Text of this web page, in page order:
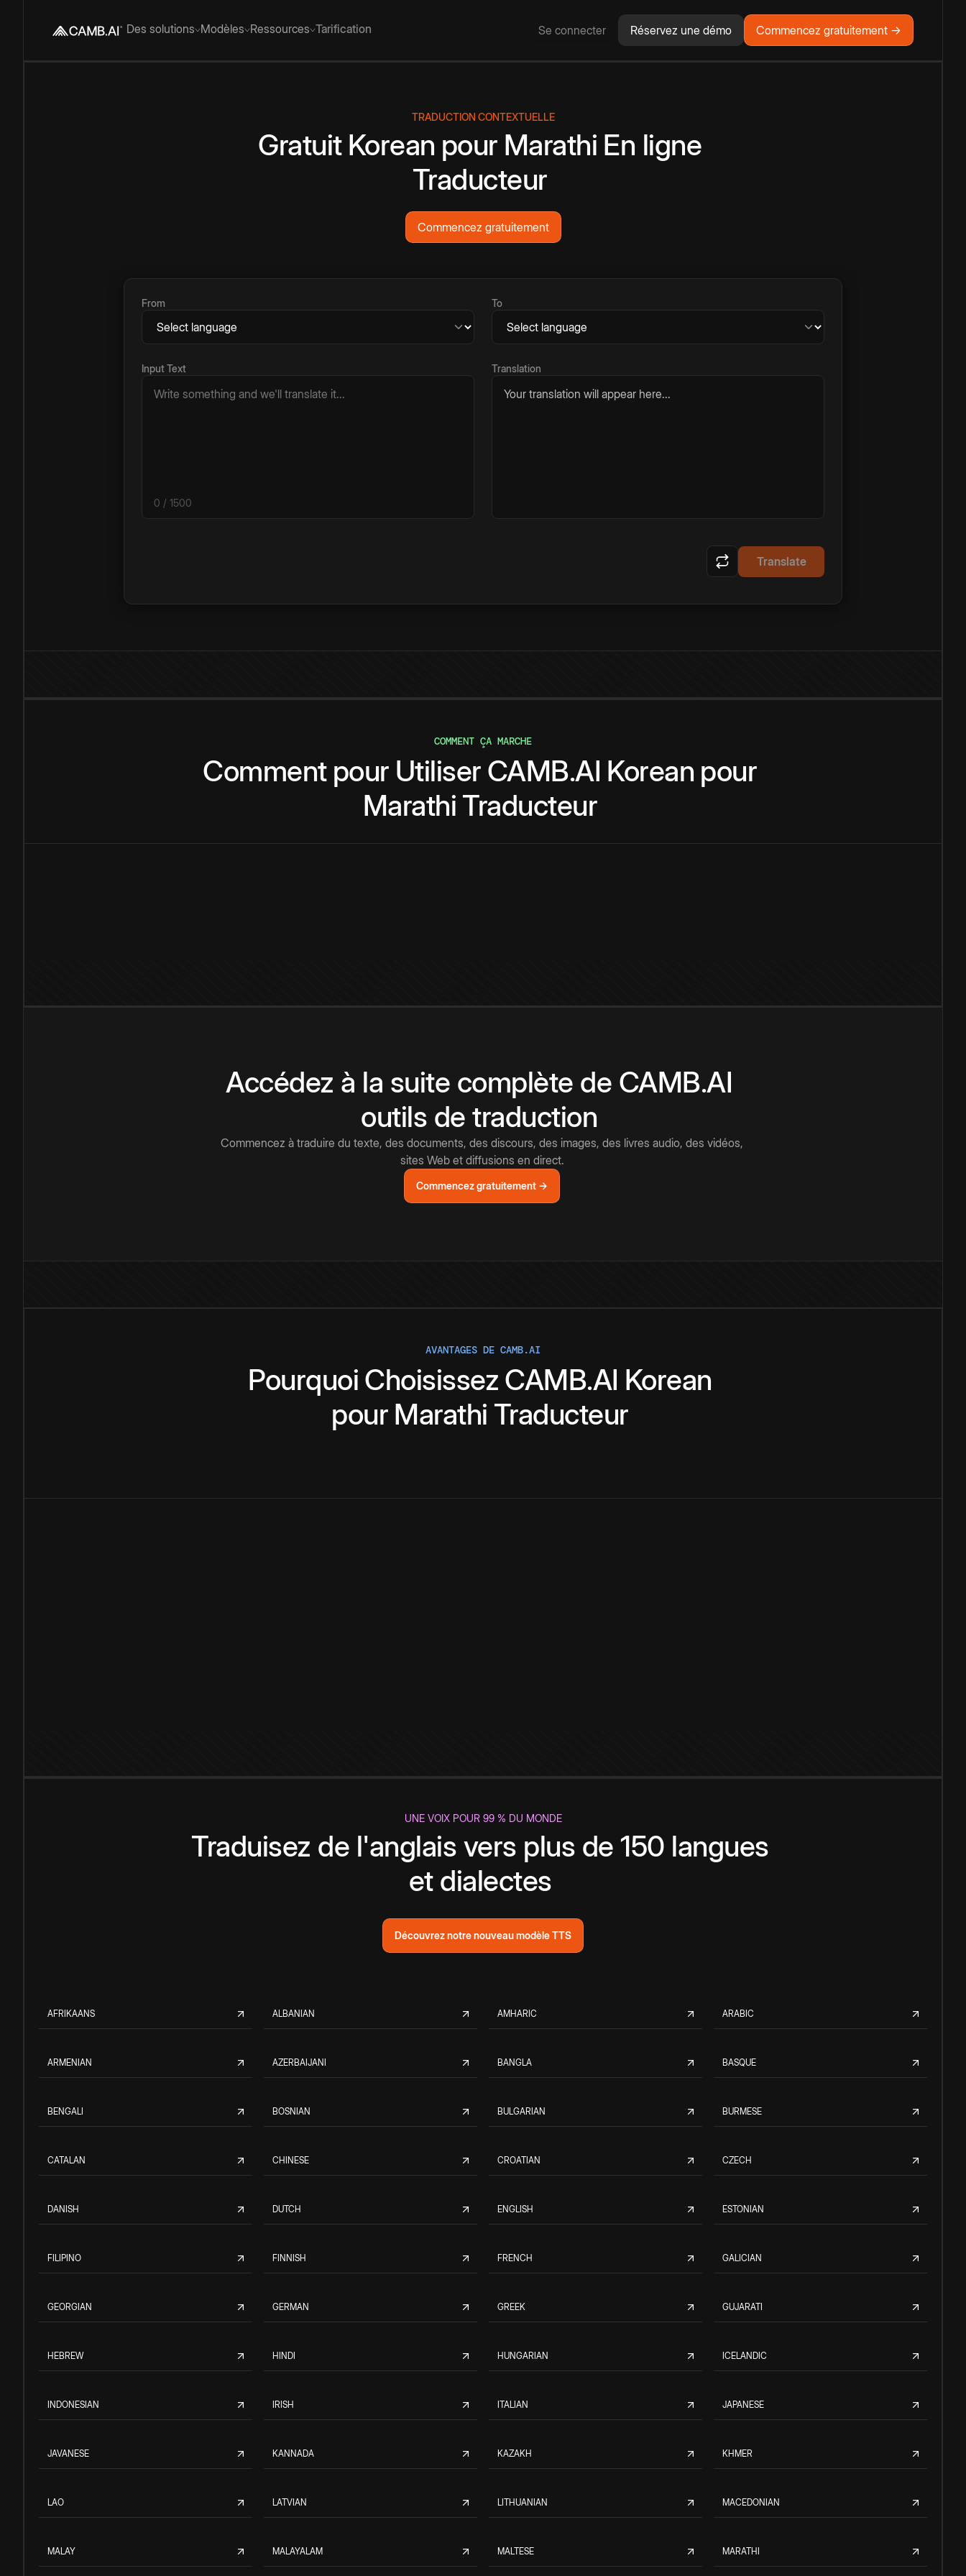
Des solutions Modèles Ressources Tarification Se connecter Réservez une démo Commencez gratuitement →
TRADUCTION CONTEXTUELLE
Gratuit Korean pour Marathi En ligne
Traducteur
Commencez gratuitement
From To
Input Text
0 / 1500
Translation
Your translation will appear here...
Translate
COMMENT ÇA MARCHE
Comment pour Utiliser CAMB.AI Korean pour
Marathi Traducteur
Accédez à la suite complète de CAMB.AI
outils de traduction
Commencez à traduire du texte, des documents, des discours, des images, des livres audio, des vidéos,
sites Web et diffusions en direct.
Commencez gratuitement →
AVANTAGES DE CAMB.AI
Pourquoi Choisissez CAMB.AI Korean
pour Marathi Traducteur
UNE VOIX POUR 99 % DU MONDE
Traduisez de l'anglais vers plus de 150 langues
et dialectes
Découvrez notre nouveau modèle TTS
AFRIKAANS ALBANIAN AMHARIC ARABIC
ARMENIAN AZERBAIJANI BANGLA BASQUE
BENGALI BOSNIAN BULGARIAN BURMESE
CATALAN CHINESE CROATIAN CZECH
DANISH DUTCH ENGLISH ESTONIAN
FILIPINO FINNISH FRENCH GALICIAN
GEORGIAN GERMAN GREEK GUJARATI
HEBREW HINDI HUNGARIAN ICELANDIC
INDONESIAN IRISH ITALIAN JAPANESE
JAVANESE KANNADA KAZAKH KHMER
LAO LATVIAN LITHUANIAN MACEDONIAN
MALAY MALAYALAM MALTESE MARATHI